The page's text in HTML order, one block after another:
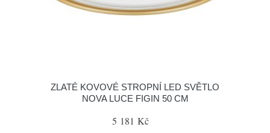
ZLATÉ KOVOVÉ STROPNÍ LED SVĚTLO
NOVA LUCE FIGIN 50 CM
5 181 Kč